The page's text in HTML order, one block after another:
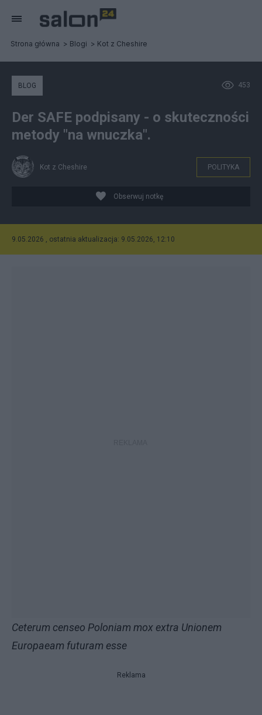
Strona główna Blogi Kot z Cheshire
453
BLOG
Der SAFE podpisany - o skuteczności
metody "na wnuczka".
Kot z Cheshire POLITYKA
Obserwuj notkę
9.05.2026 , ostatnia aktualizacja: 9.05.2026, 12:10
Ceterum censeo Poloniam mox extra Unionem
Europaeam futuram esse
Reklama